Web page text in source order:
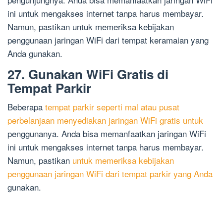
ini untuk mengakses internet tanpa harus membayar.
Namun, pastikan untuk memeriksa kebijakan
penggunaan jaringan WiFi dari tempat keramaian yang
Anda gunakan.
27. Gunakan WiFi Gratis di
Tempat Parkir
Beberapa tempat parkir seperti mal atau pusat
perbelanjaan menyediakan jaringan WiFi gratis untuk
penggunanya. Anda bisa memanfaatkan jaringan WiFi
ini untuk mengakses internet tanpa harus membayar.
Namun, pastikan untuk memeriksa kebijakan
penggunaan jaringan WiFi dari tempat parkir yang Anda
gunakan.